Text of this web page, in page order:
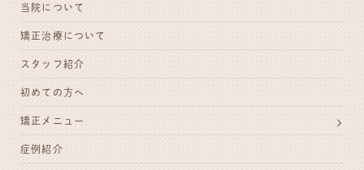
当院について
矯正治療について
スタッフ紹介
初めての方へ
矯正メニュー
症例紹介